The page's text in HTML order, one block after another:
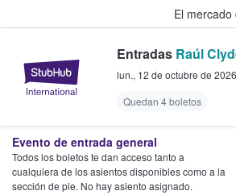
El
StubHub:
Entradas Raúl
lun., 12 de octubre de 2026
Quedan 4 boletos
Evento de entrada general
Todos los boletos te dan acceso tanto a
cualquiera de los asientos disponibles como a la
sección de pie. No hay asiento asignado.